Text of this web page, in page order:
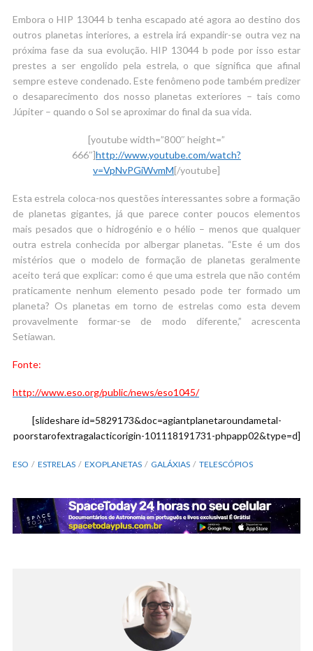
Embora o HIP 13044 b tenha escapado até agora ao destino dos
outros planetas interiores, a estrela irá expandir-se outra vez na
próxima fase da sua evolução. HIP 13044 b pode por isso estar
prestes a ser engolido pela estrela, o que significa que afinal
sempre esteve condenado. Este fenômeno pode também predizer
o desaparecimento dos nosso planetas exteriores – tais como
Júpiter – quando o Sol se aproximar do final da sua vida.
[youtube width=”800″ height=”
666″]http://www.youtube.com/watch?
v=VpNvPGiWvmM[/youtube]
Esta estrela coloca-nos questões interessantes sobre a formação
de planetas gigantes, já que parece conter poucos elementos
mais pesados que o hidrogénio e o hélio – menos que qualquer
outra estrela conhecida por albergar planetas. “Este é um dos
mistérios que o modelo de formação de planetas geralmente
aceito terá que explicar: como é que uma estrela que não contém
praticamente nenhum elemento pesado pode ter formado um
planeta? Os planetas em torno de estrelas como esta devem
provavelmente formar-se de modo diferente,” acrescenta
Setiawan.
Fonte:
http://www.eso.org/public/news/eso1045/
[slideshare id=5829173&doc=agiantplanetaroundametal-
poorstarofextragalacticorigin-101118191731-phpapp02&type=d]
ESO ESTRELAS EXOPLANETAS GALÁXIAS TELESCÓPIOS